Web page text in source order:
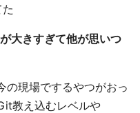
大きすぎて他が思いつ
の現場でするやつがおっ
教え込むレベルや